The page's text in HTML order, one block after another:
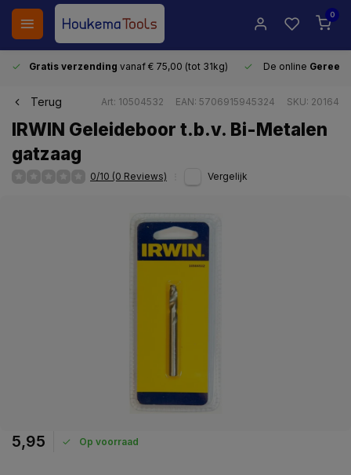
0
Gratis verzending vanaf € 75,00 (tot 31kg) De online
Terug Art: 10504532 EAN: 5706915945324 SKU: 20164
IRWIN Geleideboor t.b.v. Bi-Metalen
gatzaag
0/10 (0 Reviews) Vergelijk
5,95 Op voorraad